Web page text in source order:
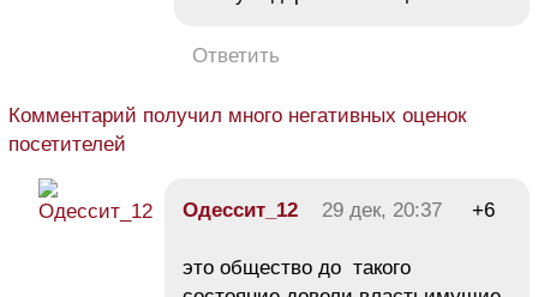
Ответить
Комментарий получил много негативных оценок
посетителей
Одессит_12 29 дек, 20:37 +6
это общество до такого